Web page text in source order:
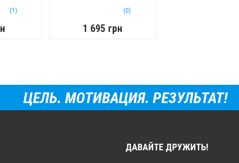
(1) (0)
1 695 грн
ЦЕЛЬ. МОТИВАЦИЯ. РЕЗУЛЬТАТ!
ДАВАЙТЕ ДРУЖИТЬ!